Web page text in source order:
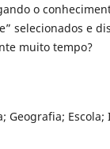
o
selecionados e
muito tempo?
Geografia;